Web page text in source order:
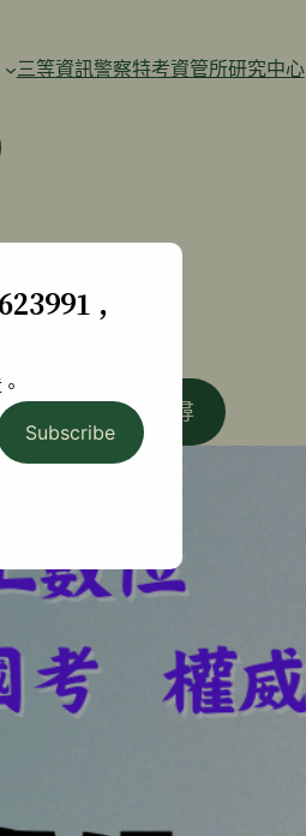
三等資訊警察特考資管所研究中心
搜尋
,
Subscribe